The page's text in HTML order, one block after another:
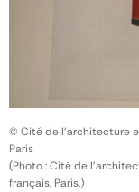
© Cité de l'architecture
Paris
(Photo : Cité de
français, Paris.)